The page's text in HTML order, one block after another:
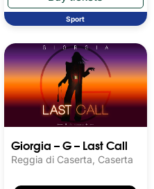
Sport
Giorgia – G – Last Call
Reggia di Caserta, Caserta